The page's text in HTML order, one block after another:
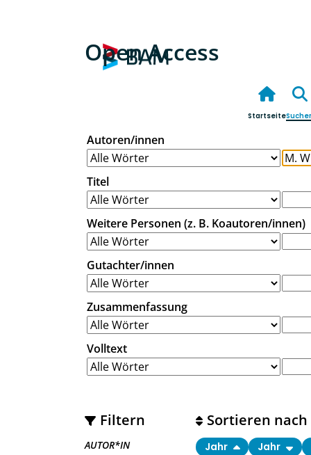
Open Access
Startseite
Autoren/innen
Titel
Weitere Personen (z. B. Koautoren/innen)
Gutachter/innen
Zusammenfassung
Volltext
Filtern
AUTOR*IN
Sortieren nach
Jahr Jahr